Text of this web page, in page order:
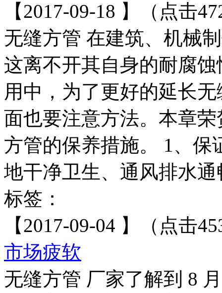
【2017-09-18 】（点击
无缝方管 在建筑、机械
这离不开其自身的耐腐
用中，为了更好的延长
面也要注意方法。本章
方管的保养措施。 1、
地干净卫生、通风排水
标签：
【2017-09-04 】（点击
市场疲软
无缝方管 厂家了解到 8